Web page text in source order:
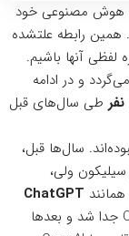
هوش مصنوعی خود
رابطه علتشده
لفظی آنها باشیم.
و در ادامه
طی سال‌های قبل
سال‌ها قبل،
ولی،
ChatGPT
از OpenAI جدا شد و بعدها